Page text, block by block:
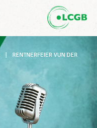
RENTNERFEIER VUN DER